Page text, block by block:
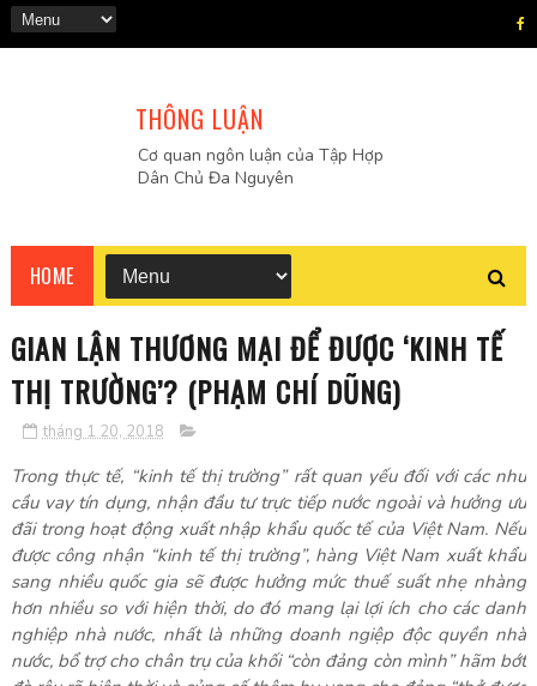
THÔNG LUẬN
Cơ quan ngôn luận của Tập Hợp
Dân Chủ Đa Nguyên
HOME
GIAN LẬN THƯƠNG MẠI ĐỂ ĐƯỢC ‘KINH TẾ
THỊ TRƯỜNG’? (PHẠM CHÍ DŨNG)
tháng 1 20, 2018
Trong thực tế, “kinh tế thị trường” rất quan yếu đối với các nhu
cầu vay tín dụng, nhận đầu tư trực tiếp nước ngoài và hưởng ưu
đãi trong hoạt động xuất nhập khẩu quốc tế của Việt Nam. Nếu
được công nhận “kinh tế thị trường”, hàng Việt Nam xuất khẩu
sang nhiều quốc gia sẽ được hưởng mức thuế suất nhẹ nhàng
hơn nhiều so với hiện thời, do đó mang lại lợi ích cho các danh
nghiệp nhà nước, nhất là những doanh ngiệp độc quyền nhà
nước, bổ trợ cho chân trụ của khối “còn đảng còn mình” hãm bớt